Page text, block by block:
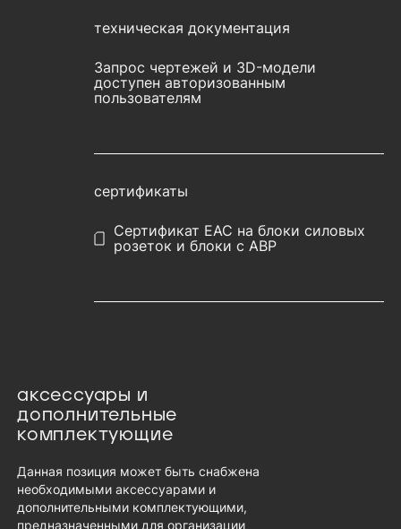
техническая документация
Запрос чертежей и 3D-модели
доступен авторизованным
пользователям
сертификаты
Сертификат EAC на блоки силовых
розеток и блоки с АВР
аксессуары и
дополнительные
комплектующие
Данная позиция может быть снабжена
необходимыми аксессуарами и
дополнительными комплектующими,
предназначенными для организации